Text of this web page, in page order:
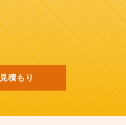
見積もり